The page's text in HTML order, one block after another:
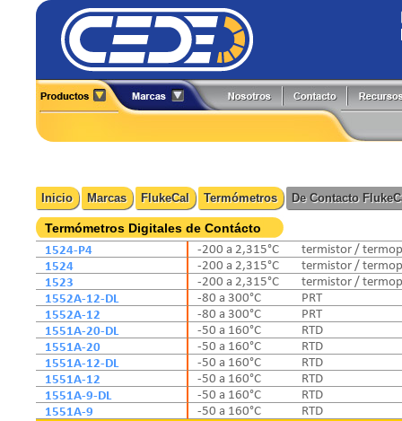
Cámaras Termográficas
Compensación Reactiva
Contadores
Detectores
Fuentes de Poder
Generadores de Funciones
Medidores
Multímetros
Osciloscopios
Pinzas de Medición
Probadores
Caltest Electronics
Circutor
Comark
Extech
FlukeCal
Global Specialties
GW Instek
Hioki
Inicio Marcas FlukeCal Termómetros De Contacto
Termómetros Digitales de Contácto
1524-P4
1524
1523
1552A-12-DL
1552A-12
1551A-20-DL
1551A-20
1551A-12-DL
1551A-12
1551A-9-DL
1551A-9
-200 a 2,315°C
termistor /
-200 a 2,315°C
termistor /
-200 a 2,315°C
termistor /
-80 a 300°C
PRT
-80 a 300°C
PRT
-50 a 160°C
RTD
-50 a 160°C
RTD
-50 a 160°C
RTD
-50 a 160°C
RTD
-50 a 160°C
RTD
-50 a 160°C
RTD